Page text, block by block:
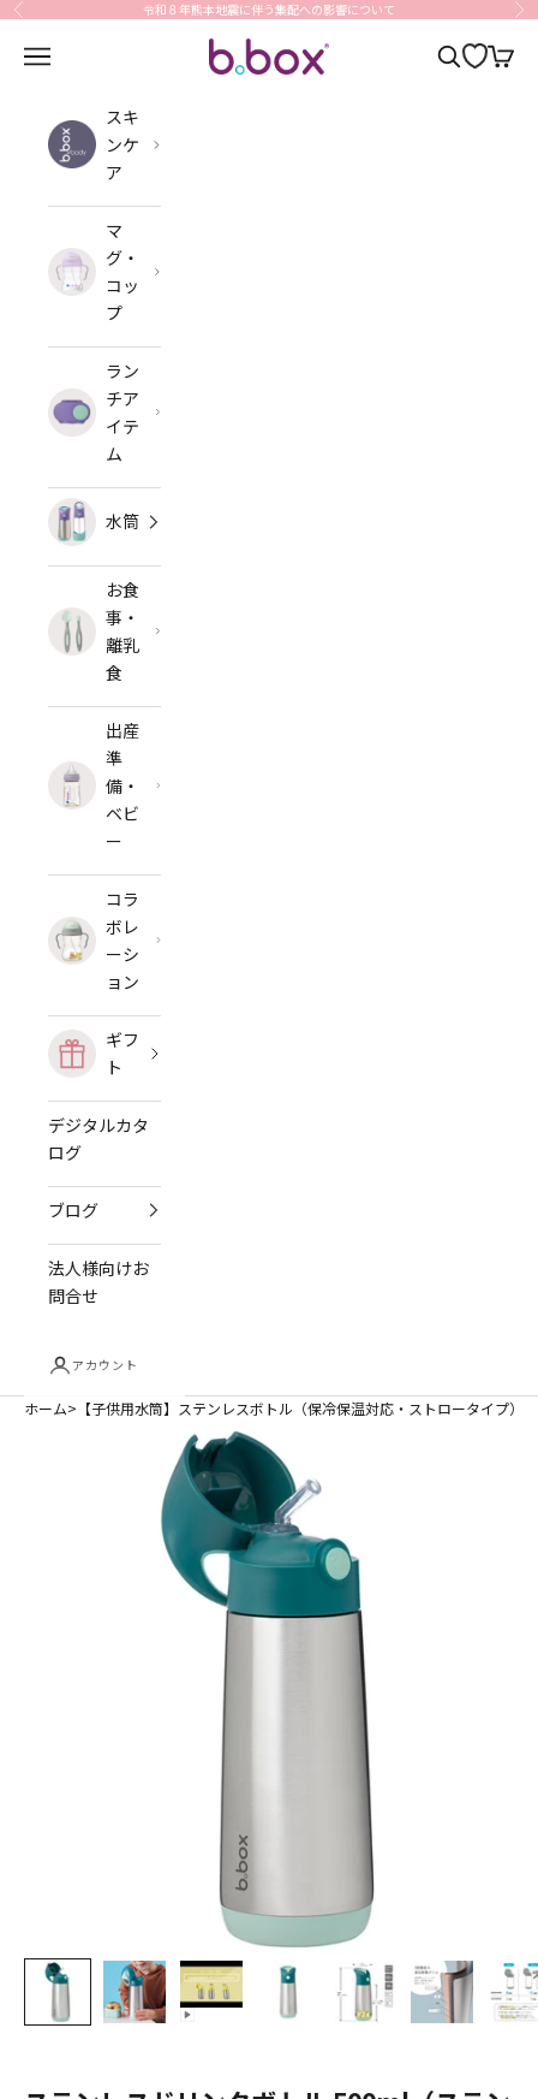
コンテンツへスキップ
前へ 令和８年熊本地震に伴う集配への影響について 次
b.box Japan
メニューを開く 検索を開く
カー
スキ
ンケ
ア
マ
グ・
コッ
プ
ラン
チア
イテ
ム
水筒
お食
事・
離乳
食
出産
準
備・
ベビ
ー
コラ
ボレ
ーシ
ョン
ギフ
ト
デジタルカタ
ログ
ブログ
法人様向けお
問合せ
アカウント
ホーム 【子供用水筒】ステンレスボトル（保冷保温対応・ストロータイプ）